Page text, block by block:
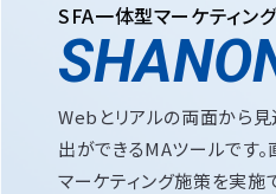
SFA一体型マーケティン
Webとリアルの両面から
出ができるMAツールです
マーケティング施策を実施